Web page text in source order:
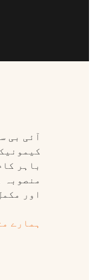
آئی بی
باہر
منصوبہ
اور
ہمارے